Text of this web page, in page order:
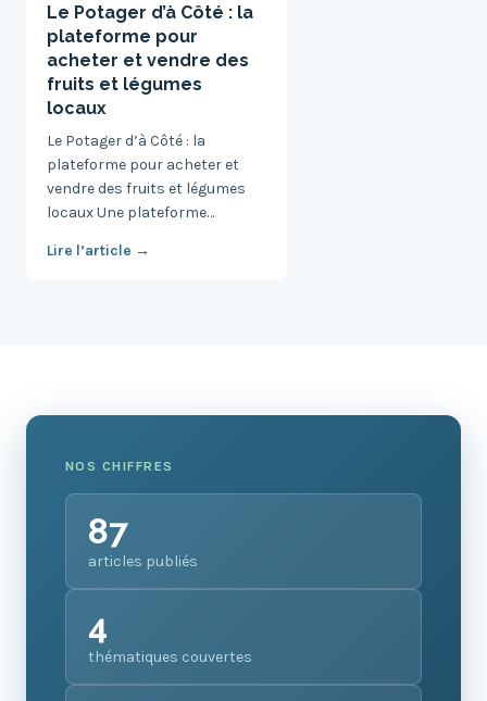
Le Potager d’à Côté : la
plateforme pour
acheter et vendre des
fruits et légumes
locaux
Le Potager d’à Côté : la
plateforme pour acheter et
vendre des fruits et légumes
locaux Une plateforme…
Lire l’article →
NOS CHIFFRES
87
articles publiés
4
thématiques couvertes